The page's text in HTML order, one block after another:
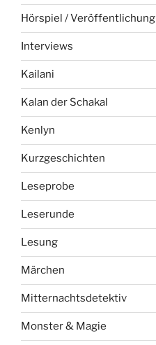
Hörspiel / Veröffentlichung
Interviews
Kailani
Kalan der Schakal
Kenlyn
Kurzgeschichten
Leseprobe
Leserunde
Lesung
Märchen
Mitternachtsdetektiv
Monster & Magie